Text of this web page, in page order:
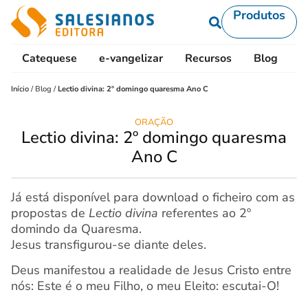
Produtos
Catequese e-vangelizar Recursos Blog
Início / Blog /Lectio divina: 2º domingo quaresma Ano C
ORAÇÃO
Lectio divina: 2º domingo quaresma
Ano C
Já está disponível para download o ficheiro com as
propostas de Lectio divina referentes ao 2º
domindo da Quaresma.
Jesus transfigurou-se diante deles.
Deus manifestou a realidade de Jesus Cristo entre
nós: Este é o meu Filho, o meu Eleito: escutai-O!